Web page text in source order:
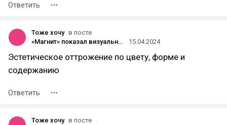
Ответить
Тоже хочу в посте
«Магнит» показал визуальное оформление «Магнит Маркета», который развивают на базе KazanExpress
15.04.2024
Эстетическое оттрожение по цвету, форме и
содержанию
Ответить
Тоже хочу в посте